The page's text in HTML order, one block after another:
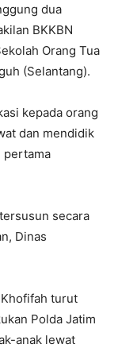
dua
BKKBN
Orang Tua
(Selantang).
kepada orang
dan mendidik
pertama
secara
Dinas
turut
Polda Jatim
anak lewat